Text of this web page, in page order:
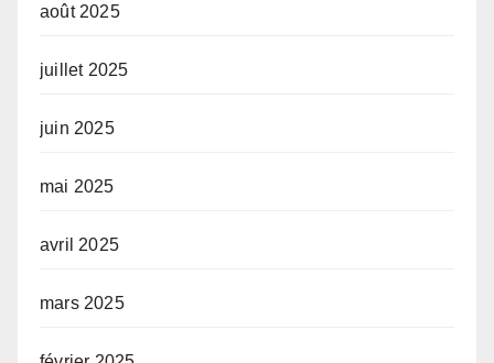
août 2025
juillet 2025
juin 2025
mai 2025
avril 2025
mars 2025